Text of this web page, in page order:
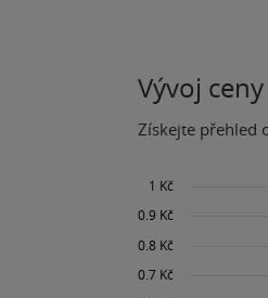
Vývoj ceny
Získejte přehled